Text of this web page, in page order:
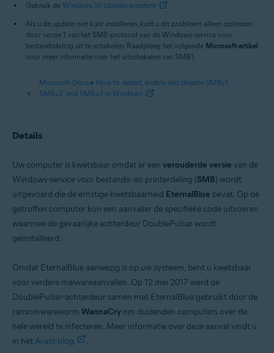
Gebruik de Windows 10 Update-assistent
.
Als u de update niet kunt installeren, kunt u dit probleem alleen oplossen
door versie 1 van het SMB-protocol van de Windows-service voor
bestandsdeling uit te schakelen. Raadpleeg het volgende Microsoft-artikel
voor meer informatie over het uitschakelen van SMB1:
Microsoft Docs ▸ How to detect, enable and disable SMBv1,
SMBv2, and SMBv3 in Windows
Details
Uw computer is kwetsbaar omdat er een verouderde versie van de
Windows-service voor bestands- en printerdeling (SMB) wordt
uitgevoerd die de ernstige kwetsbaarheid EternalBlue bevat. Op de
getroffen computer kon een aanvaller de specifieke code uitvoeren
waarmee de gevaarlijke achterdeur DoublePulsar wordt
geïnstalleerd.
Omdat EternalBlue aanwezig is op uw systeem, bent u kwetsbaar
voor verdere malwareaanvallen. Op 12 mei 2017 werd de
DoublePulsar-achterdeur samen met EternalBlue gebruikt door de
ransomwareworm WannaCry om duizenden computers over de
hele wereld te infecteren. Meer informatie over deze aanval vindt u
in het Avast-blog .